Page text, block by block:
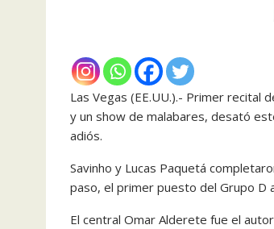
Las Vegas (EE.UU.).- Primer recital
y un show de malabares, desató
adiós.
Savinho y Lucas Paquetá
paso, el primer puesto del Grupo D
El central Omar Alderete fue el